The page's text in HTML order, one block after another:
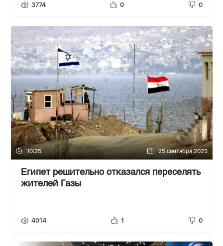
3774 0 0
10:25 25 сентября 2025
Египет решительно отказался переселять
жителей Газы
4014 1 0